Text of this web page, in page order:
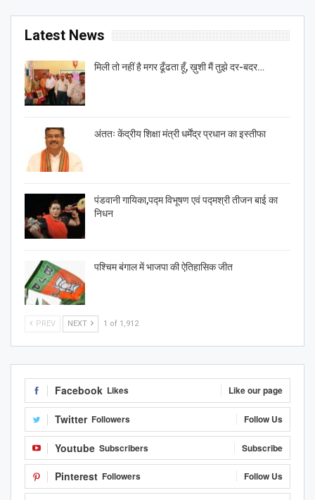
Latest News
मिली तो नहीं है मगर ढूँढता हूँ, ख़ुशी मैं तुझे दर-बदर…
अंततः केंद्रीय शिक्षा मंत्री धर्मेंद्र प्रधान का इस्तीफा
पंडवानी गायिका,पद्म विभूषण एवं पद्मश्री तीजन बाई का
निधन
पश्चिम बंगाल में भाजपा की ऐतिहासिक जीत
PREV NEXT 1 of 1,912
Facebook Likes Like our page
Twitter Followers Follow Us
Youtube Subscribers Subscribe
Pinterest Followers Follow Us